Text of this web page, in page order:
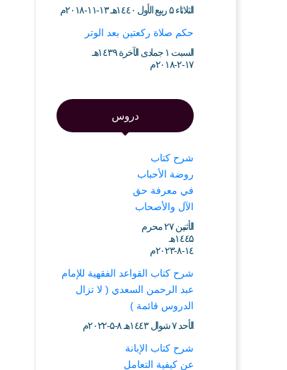
الثلاثاء ۵ ربيع الأول ۱٤٤۰هـ ۱۳-۱۱-۲۰۱۸م
حكم صلاة ركعتين بعد الوتر
السبت ۱ جمادى الآخرة ۱٤۳۹هـ
۱۷-۲-۲۰۱۸م
دروس
شرح كتاب
روضة الأحباب
في معرفة حق
الآل والأصحاب
الأثنين ۲۷ محرم
۱٤٤۵هـ
۱٤-۸-۲۰۲۳م
شرح كتاب القواعد الفقهية للإمام
عبد الرحمن السعدي ( لا تزال
الدروس قائمة )
الأحد ۷ شوال ۱٤٤۳هـ ۸-۵-۲۰۲۲م
شرح كتاب الإبانة
عن كيفية التعامل